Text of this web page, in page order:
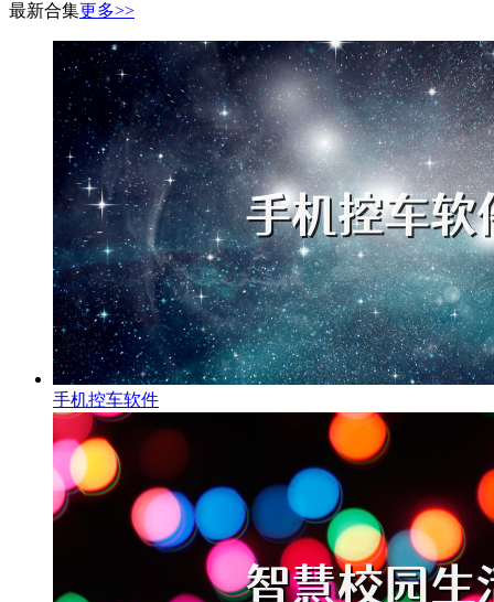
最新合集更多>>
手机控车软件